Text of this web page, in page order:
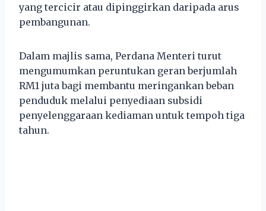
yang tercicir atau dipinggirkan daripada arus
pembangunan.
Dalam majlis sama, Perdana Menteri turut
mengumumkan peruntukan geran berjumlah
RM1 juta bagi membantu meringankan beban
penduduk melalui penyediaan subsidi
penyelenggaraan kediaman untuk tempoh tiga
tahun.